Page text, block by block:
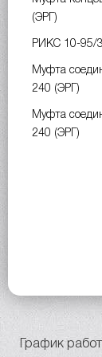
(ЭРГ)
РИКС 10-95/
Муфта
240 (ЭРГ)
Муфта
240 (ЭРГ)
График